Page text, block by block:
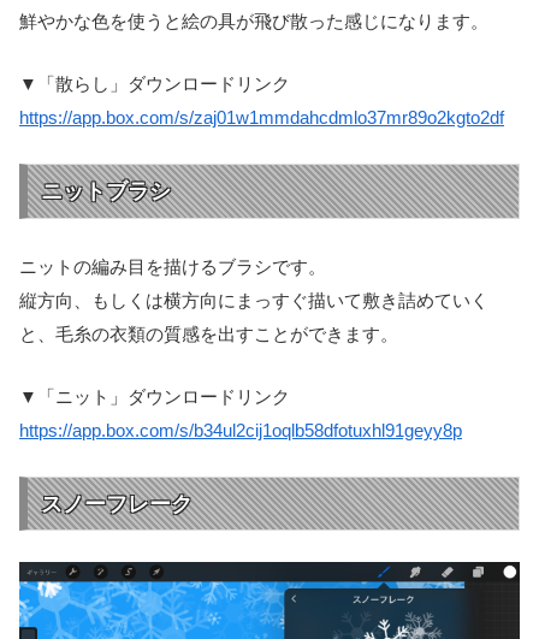
鮮やかな色を使うと絵の具が飛び散った感じになります。
▼「散らし」ダウンロードリンク
https://app.box.com/s/zaj01w1mmdahcdmlo37mr89o2kgto2df
ニットブラシ
ニットの編み目を描けるブラシです。
縦方向、もしくは横方向にまっすぐ描いて敷き詰めていく
と、毛糸の衣類の質感を出すことができます。
▼「ニット」ダウンロードリンク
https://app.box.com/s/b34ul2cij1oqlb58dfotuxhl91geyy8p
スノーフレーク